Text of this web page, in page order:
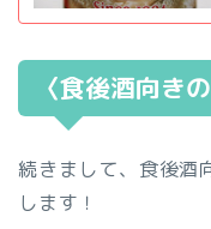
〈食後酒向き
続きまして、食後酒
します！